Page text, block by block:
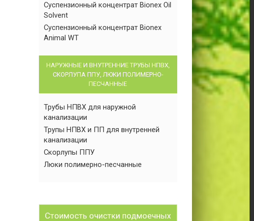
Суспензионный концентрат Bionex Oil
Solvent
Суспензионный концентрат Bionex
Animal WT
НАРУЖНЫЕ И ВНУТРЕННИЕ ТРУБЫ НПВХ,
СКОРЛУПА ППУ, ЛЮКИ ПОЛИМЕРНО-
ПЕСЧАННЫЕ
Трубы НПВХ для наружной
канализации
Трупы НПВХ и ПП для внутренней
канализации
Скорлупы ППУ
Люки полимерно-песчанные
Стоимость очистки подмоечных